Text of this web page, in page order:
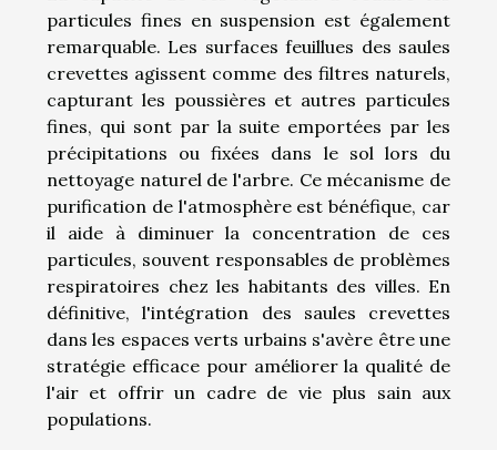
particules fines en suspension est également
remarquable. Les surfaces feuillues des saules
crevettes agissent comme des filtres naturels,
capturant les poussières et autres particules
fines, qui sont par la suite emportées par les
précipitations ou fixées dans le sol lors du
nettoyage naturel de l'arbre. Ce mécanisme de
purification de l'atmosphère est bénéfique, car
il aide à diminuer la concentration de ces
particules, souvent responsables de problèmes
respiratoires chez les habitants des villes. En
définitive, l'intégration des saules crevettes
dans les espaces verts urbains s'avère être une
stratégie efficace pour améliorer la qualité de
l'air et offrir un cadre de vie plus sain aux
populations.